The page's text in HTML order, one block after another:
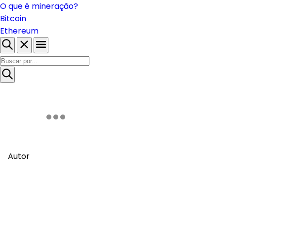
O que é mineração?
Bitcoin
Ethereum
Autor